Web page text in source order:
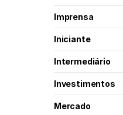
Imprensa
Iniciante
Intermediário
Investimentos
Mercado